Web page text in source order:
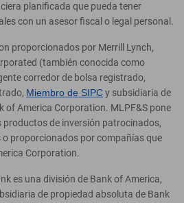
planificada que pueda tener
con un asesor fiscal o legal personal.
proporcionados por Merrill Lynch,
(también conocida como
corredor de bolsa registrado,
Miembro de SIPCy subsidiaria de
of America Corporation. MLPF&S pone
de inversión patrocinados,
proporcionados por compañías que
Corporation.
es una división de Bank of America,
de propiedad absoluta de Bank